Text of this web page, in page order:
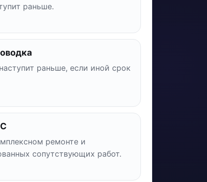
раньше.
раньше, если иной срок
ремонте и
сопутствующих работ.